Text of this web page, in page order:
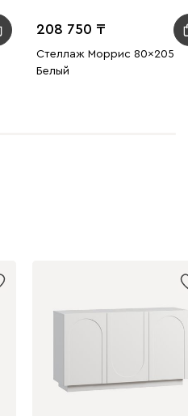
208 750
Стеллаж Моррис 80x205
Белый